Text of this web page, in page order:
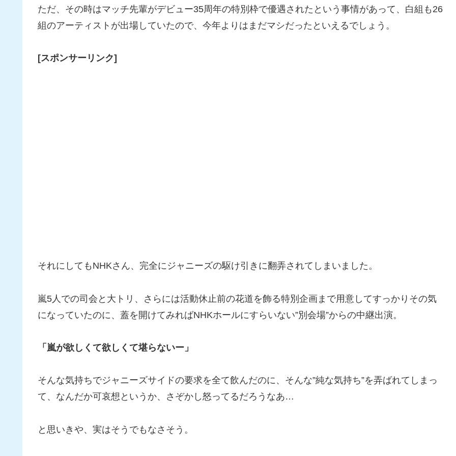
ただ、その時はマッチ先輩がデビュー35周年の特別枠で優遇されたという事情があって、白組も26
組のアーティストが出場していたので、今年よりはまだマシだったといえるでしょう。
[スポンサーリンク]
それにしてもNHKさん、完全にジャニーズの駆け引きに翻弄されてしまいました。
嵐5人での司会と大トリ、さらには活動休止前の花道を飾る特別企画まで用意してすっかりその気
になっていたのに、蓋を開けてみればNHKホールにすらいない”別会場”からの中継出演。
「嵐が欲しくて欲しくて堪らないー」
そんな気持ちでジャニーズサイドの要求を全て飲んだのに、そんな”純な気持ち”を弄ばれてしまっ
て、なんだか可哀想というか、さぞかし怒ってるだろうなあ…
と思いきや、実はそうでもなさそう。